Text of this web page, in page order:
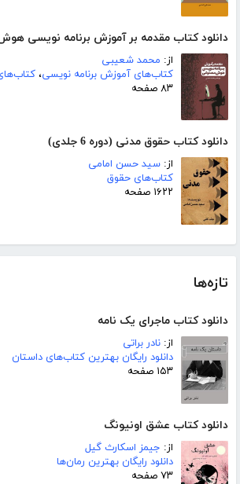
دانلود کتاب مقدمه بر آموزش برنامه نویسی
از: محمد شعیبی
کتاب‌های آموزش برنامه نویسی،
۸۳ صفحه
دانلود کتاب حقوق مدنی (دوره 6 جلدی)
از: سید حسن امامی
کتاب‌های حقوق
۱۶۲۲ صفحه
تازه‌ها
دانلود کتاب ماجرای یک نامه
از: نادر براتی
دانلود رایگان بهترین کتاب‌های داستان
۱۵۳ صفحه
دانلود کتاب عشق اونیونگ
از: جیمز اسکارث گیل
دانلود رایگان بهترین رمان‌ها
۷۳ صفحه